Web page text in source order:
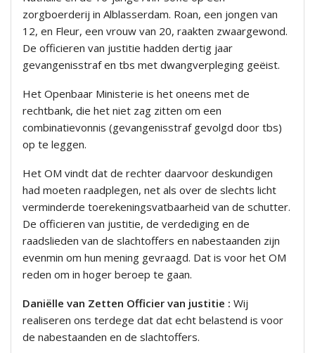
zorgboerderij in Alblasserdam. Roan, een jongen van
12, en Fleur, een vrouw van 20, raakten zwaargewond.
De officieren van justitie hadden dertig jaar
gevangenisstraf en tbs met dwangverpleging geëist.
Het Openbaar Ministerie is het oneens met de
rechtbank, die het niet zag zitten om een
combinatievonnis (gevangenisstraf gevolgd door tbs)
op te leggen.
Het OM vindt dat de rechter daarvoor deskundigen
had moeten raadplegen, net als over de slechts licht
verminderde toerekeningsvatbaarheid van de schutter.
De officieren van justitie, de verdediging en de
raadslieden van de slachtoffers en nabestaanden zijn
evenmin om hun mening gevraagd. Dat is voor het OM
reden om in hoger beroep te gaan.
Daniëlle van Zetten Officier van justitie : Wij
realiseren ons terdege dat dat echt belastend is voor
de nabestaanden en de slachtoffers.